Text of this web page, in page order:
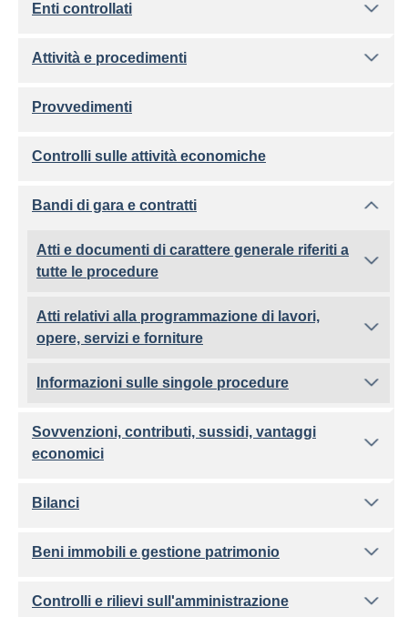
Enti controllati
Attività e procedimenti
Provvedimenti
Controlli sulle attività economiche
Bandi di gara e contratti
Atti e documenti di carattere generale riferiti a
tutte le procedure
Atti relativi alla programmazione di lavori,
opere, servizi e forniture
Informazioni sulle singole procedure
Sovvenzioni, contributi, sussidi, vantaggi
economici
Bilanci
Beni immobili e gestione patrimonio
Controlli e rilievi sull'amministrazione